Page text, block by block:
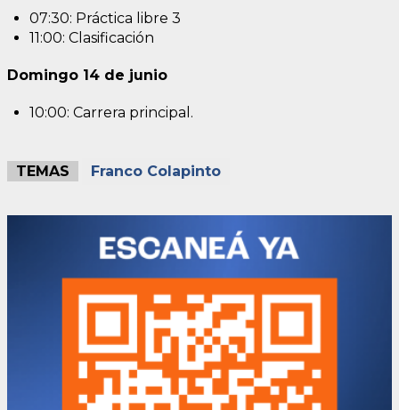
07:30: Práctica libre 3
11:00: Clasificación
Domingo 14 de junio
10:00: Carrera principal.
TEMAS Franco Colapinto